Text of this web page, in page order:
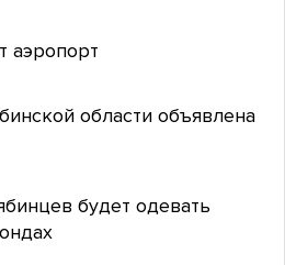
аэропорт
области объявлена
будет одевать